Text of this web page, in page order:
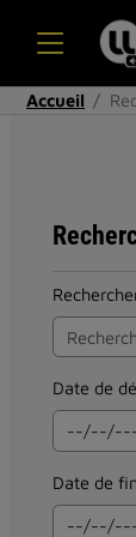
Accueil
Date de
Date de fin